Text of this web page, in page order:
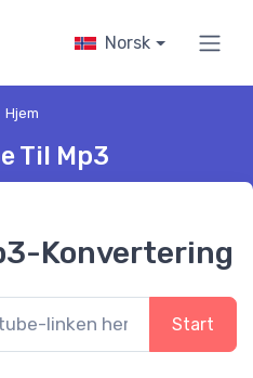
Norsk
Hjem
Til Mp3
Konvertering
Start